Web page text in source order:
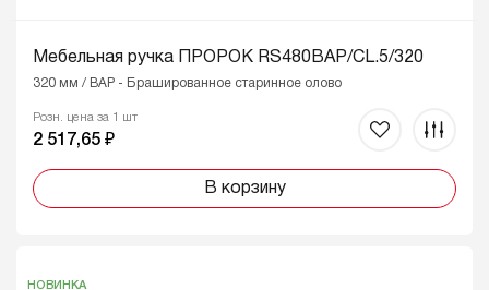
Мебельная ручка ПРОРОК RS480BAP/CL.5/320
320 мм / BAP - Брашированное старинное олово
Розн. цена за 1 шт
2 517,65 ₽
В корзину
НОВИНКА